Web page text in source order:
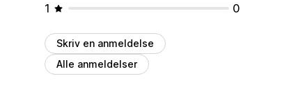
1
0
Skriv en anmeldelse
Alle anmeldelser